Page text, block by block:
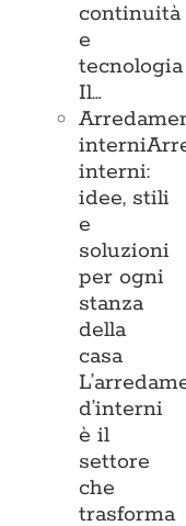
continuità
e
tecnologia
Il…
interni
interni:
idee, stili
e
soluzioni
per ogni
stanza
della
casa
d’interni
è il
settore
che
trasforma